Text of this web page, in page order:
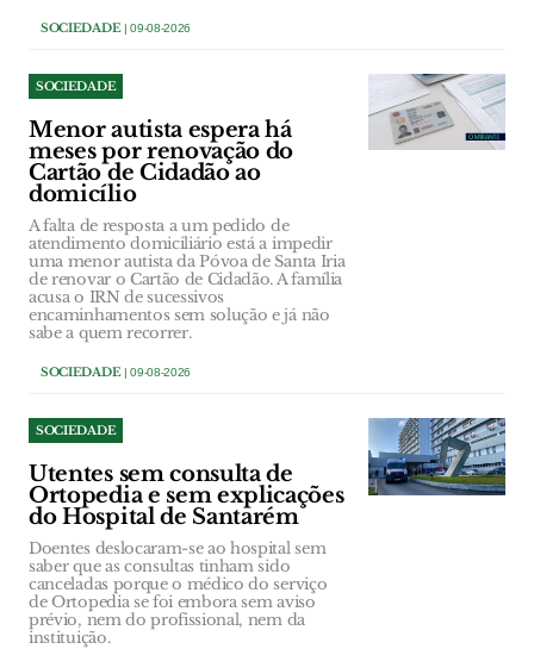
SOCIEDADE| 09-08-2026
SOCIEDADE
Menor autista espera há
meses por renovação do
Cartão de Cidadão ao
domicílio
A falta de resposta a um pedido de
atendimento domiciliário está a impedir
uma menor autista da Póvoa de Santa Iria
de renovar o Cartão de Cidadão. A família
acusa o IRN de sucessivos
encaminhamentos sem solução e já não
sabe a quem recorrer.
SOCIEDADE| 09-08-2026
SOCIEDADE
Utentes sem consulta de
Ortopedia e sem explicações
do Hospital de Santarém
Doentes deslocaram-se ao hospital sem
saber que as consultas tinham sido
canceladas porque o médico do serviço
de Ortopedia se foi embora sem aviso
prévio, nem do profissional, nem da
instituição.